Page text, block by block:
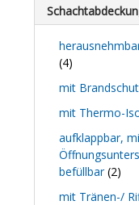
(4)
mit
mit Thermo-
aufklappbar,
befüllbar(2)
mit Tränen-/